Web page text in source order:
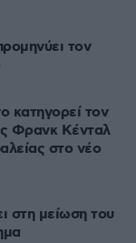
τον
κατηγορεί τον
Φρανκ Κένταλ
στο νέο
στη μείωση του